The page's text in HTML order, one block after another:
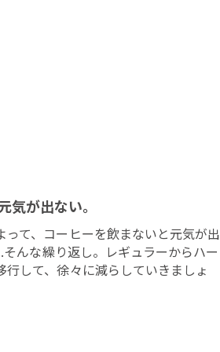
気が出ない。
って、コーヒーを飲まないと元気が出
んな繰り返し。レギュラーからハー
行して、徐々に減らしていきましょ